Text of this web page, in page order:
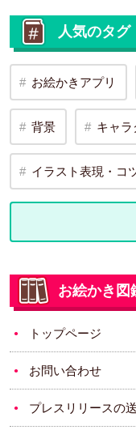
人気のタグ
お絵かきアプリ
背景 キャラ
イラスト表現・コ
お絵かき図
トップページ
お問い合わせ
プレスリリースの